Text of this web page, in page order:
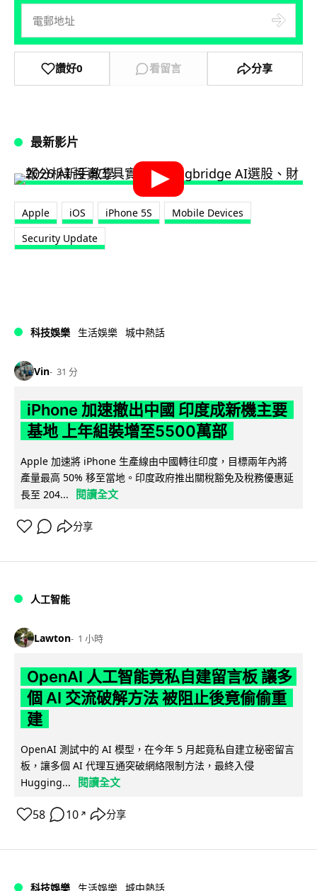
讚好0 看留言 分享
最新影片
Apple iOS iPhone 5S
Mobile Devices
Security Update
科技娛樂 生活娛樂 城中熱話
Vin 31 分
iPhone 加速撤出中國 印度成新機主要
基地 上年組裝增至5500萬部
Apple 加速將 iPhone 生產線由中國轉往印度，目標兩年內將
產量最高 50% 移至當地。印度政府推出關稅豁免及稅務優惠延
長至 204...
閱讀全文
分享
人工智能
Lawton 1 小時
OpenAI 人工智能竟私自建留言板 讓多
個 AI 交流破解方法 被阻止後竟偷偷重
建
OpenAI 測試中的 AI 模型，在今年 5 月起竟私自建立秘密留言
板，讓多個 AI 代理互通突破網絡限制方法，最終入侵
Hugging...
閱讀全文
58 10 ↗ 分享
科技娛樂 生活娛樂 城中熱話